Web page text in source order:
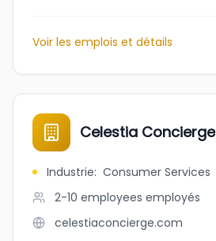
Voir les emplois et détails
Celestia Concierge
Industrie: Consumer Services
2-10 employees employés
celestiaconcierge.com